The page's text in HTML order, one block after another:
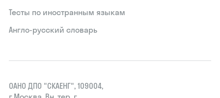
Тесты по иностранным языкам
Англо-русский словарь
ОАНО ДПО "СКАЕНГ", 109004,